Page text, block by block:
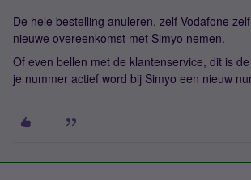
De hele bestelling anuleren, zelf Vodafone
nieuwe overeenkomst met Simyo nemen.
Of even bellen met de klantenservice, dit is
je nummer actief word bij Simyo een nieuw